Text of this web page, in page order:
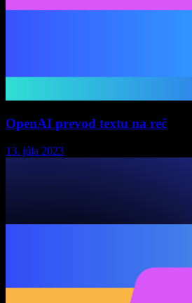
OpenAI prevod textu na reč
13. júla 2023